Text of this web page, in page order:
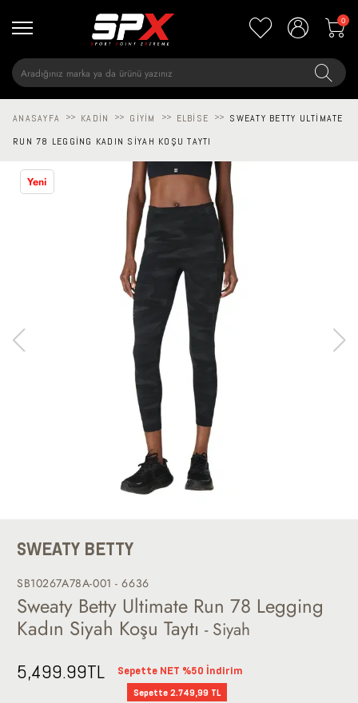
0
ANASAYFA >> KADIN >> GIYIM >> ELBISE >>
SWEATY BETTY ULTIMATE
RUN 78 LEGGING KADIN SIYAH KOŞU TAYTI
Yeni
SWEATY BETTY
SB10267A78A-001 - 6636
Sweaty Betty Ultimate Run 78 Legging
Kadın Siyah Koşu Taytı - Siyah
5,499.99TL Sepette NET %50 İndirim
Sepette 2.749,99 TL